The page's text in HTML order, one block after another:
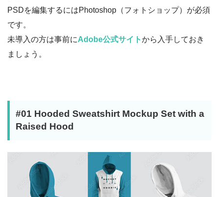
PSDを編集するにはPhotoshop（フォトショップ）が必須
です。
未導入の方は事前にAdobe公式サイトから入手しておき
ましょう。
#01 Hooded Sweatshirt Mockup Set with a
Raised Hood